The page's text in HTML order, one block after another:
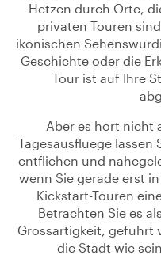
Hetzen durch Orte,
privaten Touren
ikonischen
Geschichte oder die
Tour ist auf Ihre
Aber es hort nicht
Tagesausfluege lassen
entfliehen und
wenn Sie gerade erst
Kickstart-Touren
Betrachten Sie es
Grossartigkeit, gefuhrt
die Stadt wie